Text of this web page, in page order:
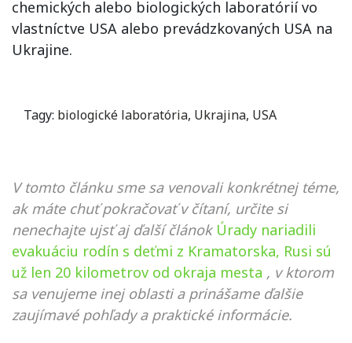
chemických alebo biologických laboratórií vo
vlastníctve USA alebo prevádzkovaných USA na
Ukrajine.
Tagy: biologické laboratória, Ukrajina, USA
V tomto článku sme sa venovali konkrétnej téme,
ak máte chuť pokračovať v čítaní, určite si
nenechajte ujsť aj ďalší článok Úrady nariadili
evakuáciu rodín s deťmi z Kramatorska, Rusi sú
už len 20 kilometrov od okraja mesta , v ktorom
sa venujeme inej oblasti a prinášame ďalšie
zaujímavé pohľady a praktické informácie.